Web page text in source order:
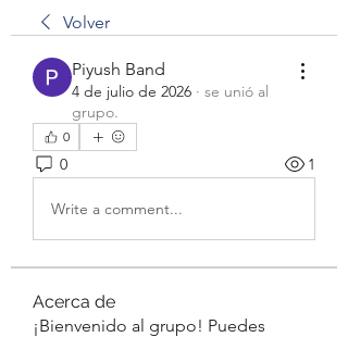
Volver
Piyush Band
4 de julio de 2026 · se unió al
grupo.
0
0 1
Write a comment...
Acerca de
¡Bienvenido al grupo! Puedes